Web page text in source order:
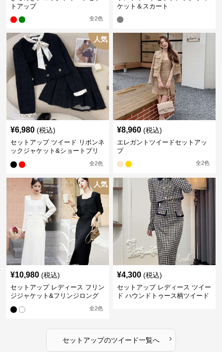
トアップ
全2色
ケット＆スカート
人気
¥6,980 (税込)
セットアップ ツイード リボンネ
ックジャケット&ショートプリ
全2色
¥8,960 (税込)
エレガントツイードセットアッ
プ
全2色
人気
¥10,980 (税込)
セットアップ レディース フリン
ジジャケット&フリンジロング
スカートツイードセットアップ
全2色
¥4,300 (税込)
セットアップ レディース ツイー
ド ハウンドトゥース柄ツイード
セットアップのツイード一覧へ ›